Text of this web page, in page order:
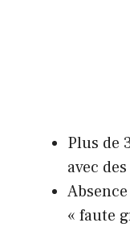
Plus de
avec
« faute